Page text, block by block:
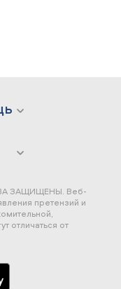
ЗАЩИЩЕНЫ. Веб-
претензий и
отличаться от